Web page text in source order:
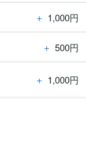
＋ 1,000円
＋ 500円
＋ 1,000円